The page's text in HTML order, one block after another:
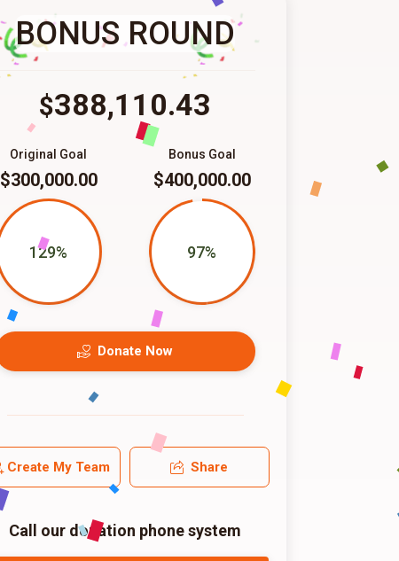
BONUS ROUND
$388,110.43
Bonus Goal
$400,000.00
97%
Original Goal
$300,000.00
129%
Donate Now
Create My Team Share
Call our donation phone system